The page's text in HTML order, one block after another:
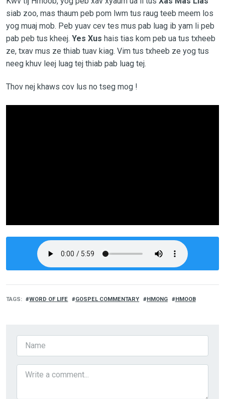
siab zoo, mas thaum peb pom lwm tus raug teeb meem los
yog muaj mob. Peb yuav cev tes mus pab luag ib yam li peb
pab peb tus kheej. Yes Xus hais tias kom peb ua tus txheeb
ze, txav mus ze thiab tuav kiag. Vim tus txheeb ze yog tus
neeg khuv leej luag tej thiab pab luag tej.
Thov nej khaws cov lus no tseg mog !
TAGS WORD OF LIFE GOSPEL COMMENTARY HMONG HMOOB